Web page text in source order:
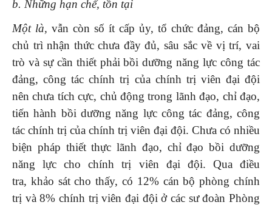
b. Những hạn chế, tồn tại
Một là, vẫn còn số ít cấp ủy, tổ chức đảng, cán bộ
chủ trì nhận thức chưa đầy đủ, sâu sắc về vị trí, vai
trò và sự cần thiết phải bồi dưỡng năng lực công tác
đảng, công tác chính trị của chính trị viên đại đội
nên chưa tích cực, chủ động trong lãnh đạo, chỉ đạo,
tiến hành bồi dưỡng năng lực công tác đảng, công
tác chính trị của chính trị viên đại đội. Chưa có nhiều
biện pháp thiết thực lãnh đạo, chỉ đạo bồi dưỡng
năng lực cho chính trị viên đại đội. Qua điều
tra, khảo sát cho thấy, có 12% cán bộ phòng chính
trị và 8% chính trị viên đại đội ở các sư đoàn Phòng